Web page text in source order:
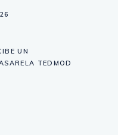
UN
TEDMOD